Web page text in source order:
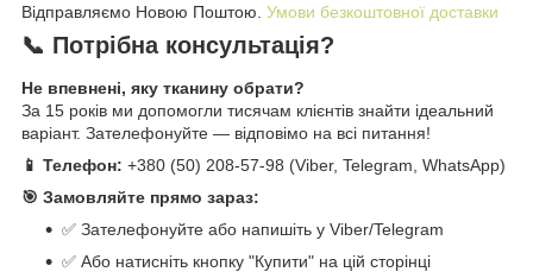
Відправляємо Новою Поштою. Умови безкоштовної доставки
📞 Потрібна консультація?
Не впевнені, яку тканину обрати?
За 15 років ми допомогли тисячам клієнтів знайти ідеальний
варіант. Зателефонуйте — відповімо на всі питання!
📱 Телефон: +380 (50) 208-57-98 (Viber, Telegram, WhatsApp)
🎯 Замовляйте прямо зараз:
✅ Зателефонуйте або напишіть у Viber/Telegram
✅ Або натисніть кнопку "Купити" на цій сторінці